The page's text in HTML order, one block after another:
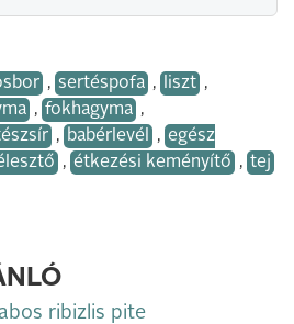
, sertéspofa , liszt ,
, fokhagyma ,
, babérlevél , egész
, étkezési keményítő , tej
ribizlis pite